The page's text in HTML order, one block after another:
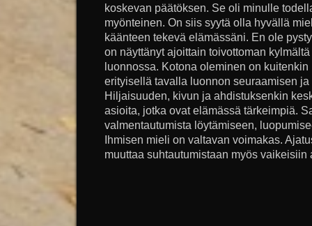
koskevan päätöksen. Se oli minulle
myönteinen. On siis syytä olla hyvällä
käänteen tekevä elämässäni. En ole
on näyttänyt ajoittain toivottoman
luonnossa. Kotona oleminen on
erityisellä tavalla luonnon seuraamisen
Hiljaisuuden, kivun ja ahdistuksenkin
asioita, jotka ovat elämässä tärkeimpiä.
valmentautumista löytämiseen,
Ihmisen mieli on valtavan voimakas.
muuttaa suhtautumistaan myös